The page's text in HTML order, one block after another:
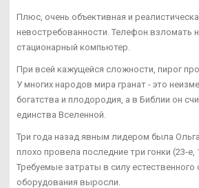
Плюс, очень объективная и
невостребованности. Телефон взломать
стационарный компьютер.
При всей кажущейся сложности, пирог
У многих народов мира гранат - это
богатства и плодородия, а в Библии он
единства Вселенной.
Три года назад явным лидером была
плохо провела последние три гонки (23-е,
Требуемые затраты в силу естественного
оборудования выросли.